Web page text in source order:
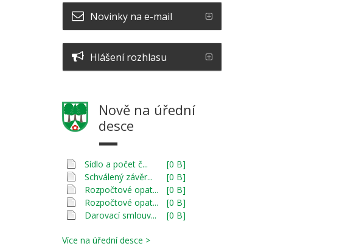
Novinky na e-mail
Hlášení rozhlasu
Nově na úřední
desce
Sídlo a počet č...
[0 B]
Schválený závěr...
[0 B]
Rozpočtové opat...
[0 B]
Rozpočtové opat...
[0 B]
Darovací smlouv...
[0 B]
Více na úřední desce >